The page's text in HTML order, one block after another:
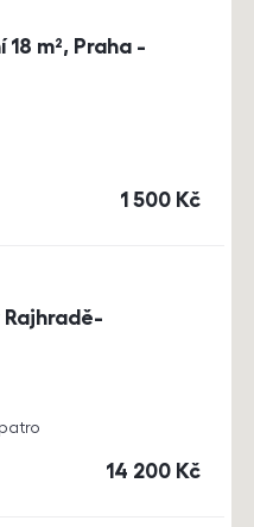
m², Praha -
cena
1 500 Kč
Rajhradě-
cena
14 200 Kč